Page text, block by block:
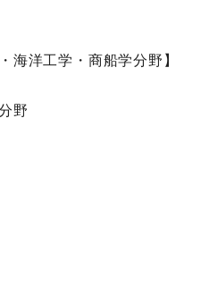
海洋工学・商船学分野】
野